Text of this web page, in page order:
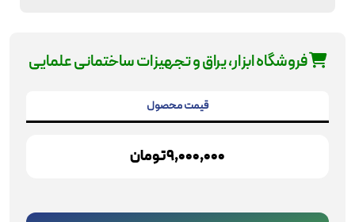
فروشگاه ابزار، یراق و تجهیزات ساختمانی علمایی
قیمت محصول
9,000,000تومان